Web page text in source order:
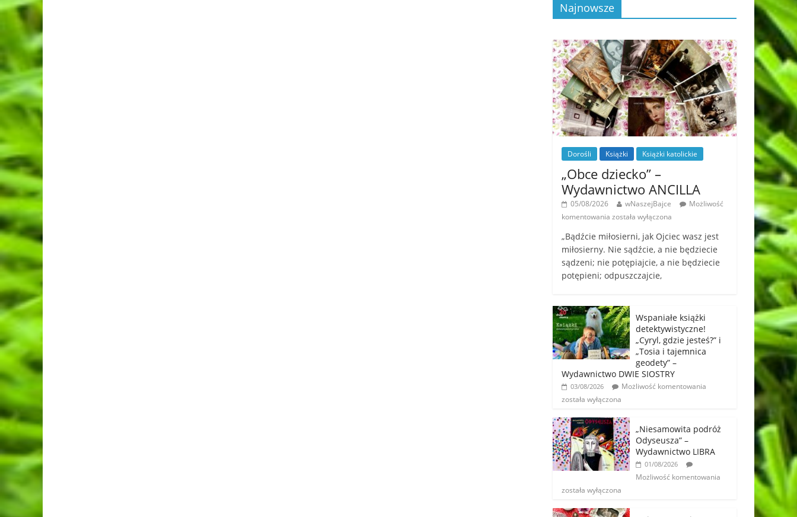
Najnowsze
Dorośli Książki Książki katolickie
„Obce dziecko” –
Wydawnictwo ANCILLA
05/08/2026 wNaszejBajce
Możliwość
komentowania została wyłączona
„Bądźcie miłosierni, jak Ojciec wasz jest
miłosierny. Nie sądźcie, a nie będziecie
sądzeni; nie potępiajcie, a nie będziecie
potępieni; odpuszczajcie,
Wspaniałe książki
detektywistyczne!
„Cyryl, gdzie jesteś?” i
„Tosia i tajemnica
geodety” –
Wydawnictwo DWIE SIOSTRY
03/08/2026
Możliwość komentowania
została wyłączona
„Niesamowita podróż
Odyseusza” –
Wydawnictwo LIBRA
01/08/2026
Możliwość komentowania
została wyłączona